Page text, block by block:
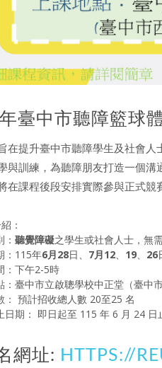
臺中市聽障籃球
在提升臺中市聽障學生及社會
與訓練，為聽障朋友打造一個
在課程後段安排實際參與正式
：
聽覺障礙之學生或社會人士，無
：115年6月28日、 7月12 19 26
：下午2-5時
：臺中市立啟聰學校中正堂（臺中
： 預計招收總人數 20至25 名
日期： 即日起至 115 年 6 月 24 日
網址: HTTPS://